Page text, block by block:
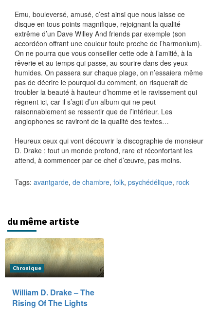
Emu, bouleversé, amusé, c’est ainsi que nous laisse ce
disque en tous points magnifique, rejoignant la qualité
extrême d’un Dave Willey And friends par exemple (son
accordéon offrant une couleur toute proche de l’harmonium).
On ne pourra que vous conseiller cette ode à l’amitié, à la
rêverie et au temps qui passe, au sourire dans des yeux
humides. On passera sur chaque plage, on n’essaiera même
pas de décrire le pourquoi du comment, on risquerait de
troubler la beauté à hauteur d’homme et le ravissement qui
règnent ici, car il s’agit d’un album qui ne peut
raisonnablement se ressentir que de l’intérieur. Les
anglophones se raviront de la qualité des textes…
Heureux ceux qui vont découvrir la discographie de monsieur
D. Drake ; tout un monde profond, rare et réconfortant les
attend, à commencer par ce chef d’œuvre, pas moins.
Tags: avantgarde, de chambre, folk, psychédélique, rock
du même artiste
Chronique
William D. Drake – The
Rising Of The Lights